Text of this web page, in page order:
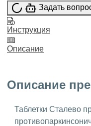
Задать
Инструкция
Описание
Описание
Таблетки Сталево